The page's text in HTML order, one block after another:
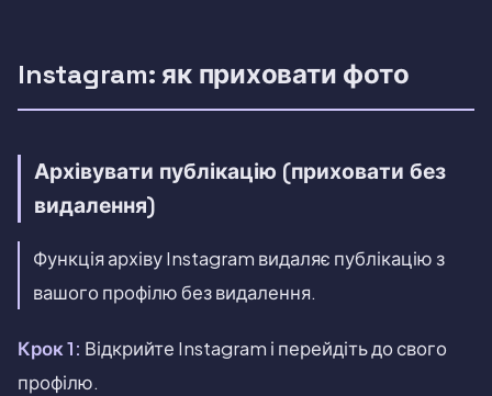
Instagram: як приховати фото
Архівувати публікацію (приховати без
видалення)
Функція архіву Instagram видаляє публікацію з
вашого профілю без видалення.
Крок 1: Відкрийте Instagram і перейдіть до свого
профілю.